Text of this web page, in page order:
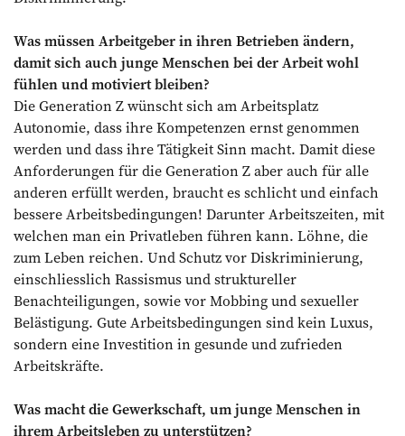
Was müssen Arbeitgeber in ihren Betrieben ändern,
damit sich auch junge Menschen bei der Arbeit wohl
fühlen und motiviert bleiben?
Die Generation Z wünscht sich am Arbeitsplatz
Autonomie, dass ihre Kompetenzen ernst genommen
werden und dass ihre Tätigkeit Sinn macht. Damit diese
Anforderungen für die Generation Z aber auch für alle
anderen erfüllt werden, braucht es schlicht und einfach
bessere Arbeitsbedingungen! Darunter Arbeitszeiten, mit
welchen man ein Privatleben führen kann. Löhne, die
zum Leben reichen. Und Schutz vor Diskriminierung,
einschliesslich Rassismus und struktureller
Benachteiligungen, sowie vor Mobbing und sexueller
Belästigung. Gute Arbeitsbedingungen sind kein Luxus,
sondern eine Investition in gesunde und zufrieden
Arbeitskräfte.
Was macht die Gewerkschaft, um junge Menschen in
ihrem Arbeitsleben zu unterstützen?